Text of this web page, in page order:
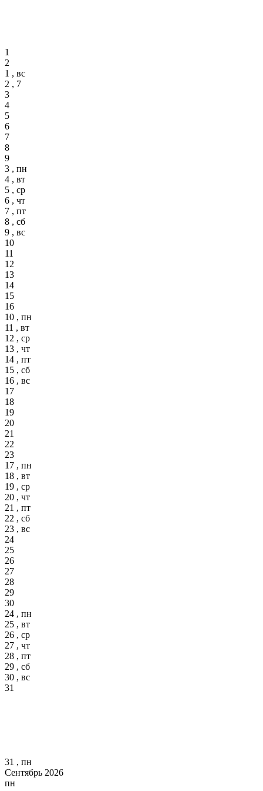
1
2
1 , вс
2 , 7
3
4
5
6
7
8
9
3 , пн
4 , вт
5 , ср
6 , чт
7 , пт
8 , сб
9 , вс
10
11
12
13
14
15
16
10 , пн
11 , вт
12 , ср
13 , чт
14 , пт
15 , сб
16 , вс
17
18
19
20
21
22
23
17 , пн
18 , вт
19 , ср
20 , чт
21 , пт
22 , сб
23 , вс
24
25
26
27
28
29
30
24 , пн
25 , вт
26 , ср
27 , чт
28 , пт
29 , сб
30 , вс
31
31 , пн
Сентябрь 2026
пн